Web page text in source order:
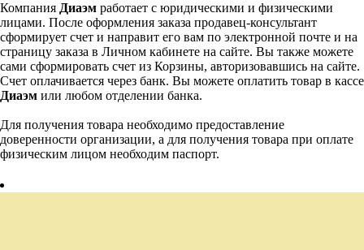
Компания Диаэм работает с юридическими и физическими
лицами. После оформления заказа продавец-консультант
сформирует счет и направит его вам по электронной почте и на
страницу заказа в Личном кабинете на сайте. Вы также можете
сами сформировать счет из Корзины, авторизовавшись на сайте.
Счет оплачивается через банк. Вы можете оплатить товар в кассе
Диаэм или любом отделении банка.
Для получения товара необходимо предоставление
доверенности организации, а для получения товара при оплате
физическим лицом необходим паспорт.